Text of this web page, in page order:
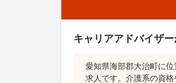
キャリアアドバイザ
愛知県海部郡大治町に
求人です。介護系の資